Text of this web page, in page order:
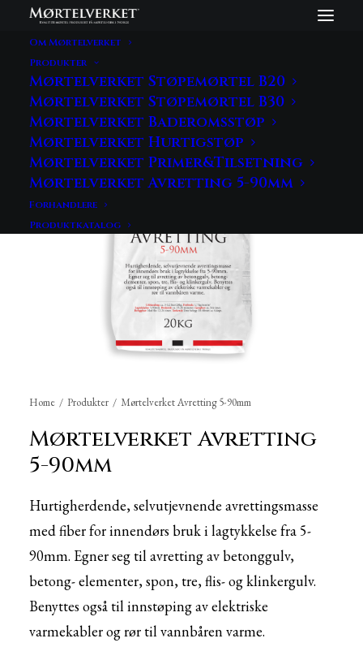
Om Mørtelverket
Produkter
Mørtelverket Støpemørtel B20
Mørtelverket Støpemørtel B30
Mørtelverket Baderomsstøp
Mørtelverket Hurtigstøp
Mørtelverket Primer&Tilsetning
Mørtelverket Avretting 5-90mm
Forhandlere
Produktkatalog
Home Produkter Mørtelverket Avretting 5-90mm
Mørtelverket Avretting
5-90mm
Hurtigherdende, selvutjevnende avrettingsmasse
med fiber for innendørs bruk i lagtykkelse fra 5-
90mm. Egner seg til avretting av betonggulv,
betong- elementer, spon, tre, flis- og klinkergulv.
Benyttes også til innstøping av elektriske
varmekabler og rør til vannbåren varme.